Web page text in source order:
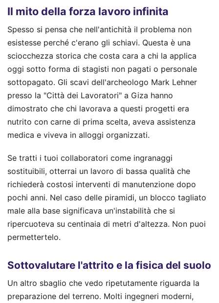
Il mito della forza lavoro infinita
Spesso si pensa che nell'antichità il problema non
esistesse perché c'erano gli schiavi. Questa è una
sciocchezza storica che costa cara a chi la applica
oggi sotto forma di stagisti non pagati o personale
sottopagato. Gli scavi dell'archeologo Mark Lehner
presso la "Città dei Lavoratori" a Giza hanno
dimostrato che chi lavorava a questi progetti era
nutrito con carne di prima scelta, aveva assistenza
medica e viveva in alloggi organizzati.
Se tratti i tuoi collaboratori come ingranaggi
sostituibili, otterrai un lavoro di bassa qualità che
richiederà costosi interventi di manutenzione dopo
pochi anni. Nel caso delle piramidi, un blocco tagliato
male alla base significava un'instabilità che si
ripercuoteva su centinaia di metri d'altezza. Non puoi
permettertelo.
Sottovalutare l'attrito e la fisica del suolo
Un altro sbaglio che vedo ripetutamente riguarda la
preparazione del terreno. Molti ingegneri moderni,